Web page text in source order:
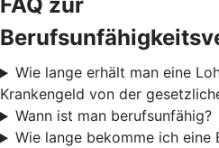
FAQ zur
Wie lange erhält man eine
Krankengeld von der
Wann ist man berufsunfähig?
Wie lange bekomme ich eine